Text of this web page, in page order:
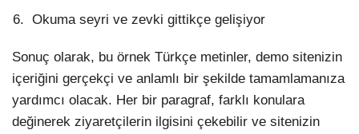
Okuma seyri ve zevki gittikçe gelişiyor
Sonuç olarak, bu örnek Türkçe metinler, demo sitenizin
içeriğini gerçekçi ve anlamlı bir şekilde tamamlamanıza
yardımcı olacak. Her bir paragraf, farklı konulara
değinerek ziyaretçilerin ilgisini çekebilir ve sitenizin